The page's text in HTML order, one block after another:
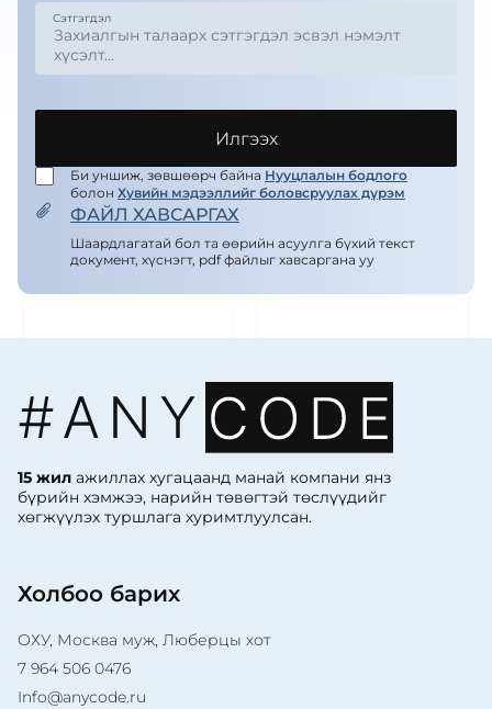
Сэтгэгдэл
Илгээх
Би уншиж, зөвшөөрч байна Нууцлалын бодлого
болон Хувийн мэдээллийг боловсруулах дүрэм
ФАЙЛ ХАВСАРГАХ
Шаардлагатай бол та өөрийн асуулга бүхий текст
документ, хүснэгт, pdf файлыг хавсаргана уу
15 жил ажиллах хугацаанд манай компани янз
бүрийн хэмжээ, нарийн төвөгтэй төслүүдийг
хөгжүүлэх туршлага хуримтлуулсан.
Холбоо барих
ОХУ, Москва муж, Люберцы хот
7 964 506 0476
Info@anycode.ru